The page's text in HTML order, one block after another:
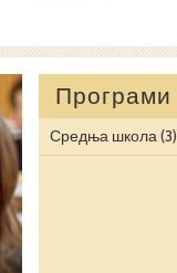
Програми
Средња школа(3)